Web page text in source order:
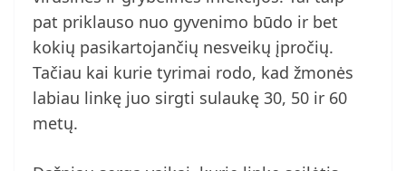
pat priklauso nuo gyvenimo būdo ir bet
kokių pasikartojančių nesveikų įpročių.
Tačiau kai kurie tyrimai rodo, kad žmonės
labiau linkę juo sirgti sulaukę 30, 50 ir 60
metų.